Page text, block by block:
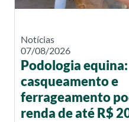
Notícias
07/08/2026
Podologia equina:
casqueamento e
ferrageamento
renda de até R$